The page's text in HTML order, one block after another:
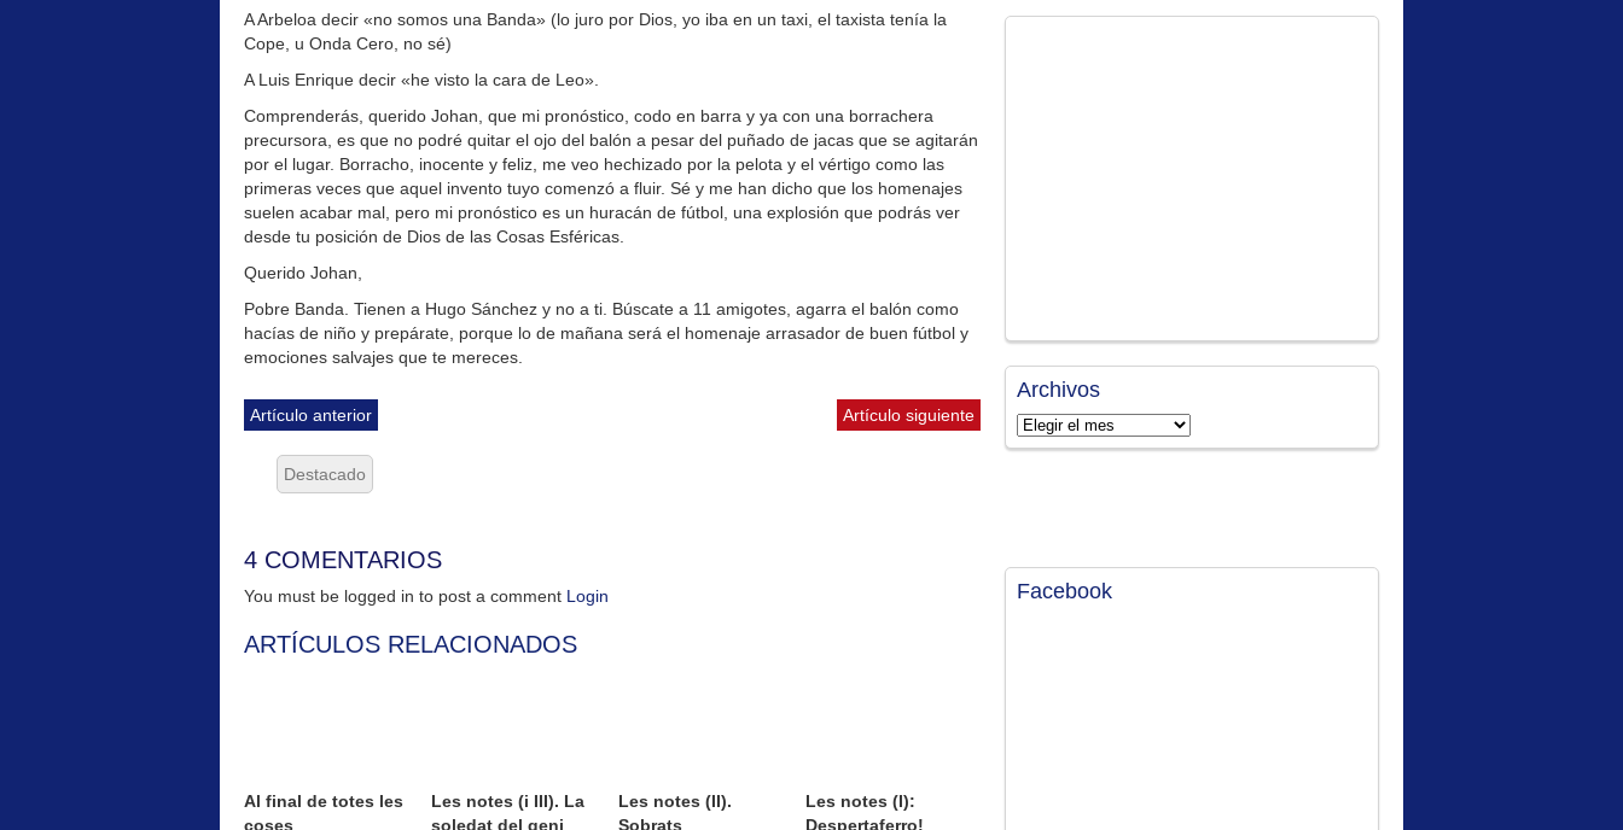
A Arbeloa decir «no somos una Banda» (lo juro por Dios, yo iba en un taxi, el taxista tenía la
Cope, u Onda Cero, no sé)
A Luis Enrique decir «he visto la cara de Leo».
Comprenderás, querido Johan, que mi pronóstico, codo en barra y ya con una borrachera
precursora, es que no podré quitar el ojo del balón a pesar del puñado de jacas que se agitarán
por el lugar. Borracho, inocente y feliz, me veo hechizado por la pelota y el vértigo como las
primeras veces que aquel invento tuyo comenzó a fluir. Sé y me han dicho que los homenajes
suelen acabar mal, pero mi pronóstico es un huracán de fútbol, una explosión que podrás ver
desde tu posición de Dios de las Cosas Esféricas.
Querido Johan,
Pobre Banda. Tienen a Hugo Sánchez y no a ti. Búscate a 11 amigotes, agarra el balón como
hacías de niño y prepárate, porque lo de mañana será el homenaje arrasador de buen fútbol y
emociones salvajes que te mereces.
Artículo anterior Artículo siguiente
Destacado
4 COMENTARIOS
You must be logged in to post a comment Login
ARTÍCULOS RELACIONADOS
Al final de totes les
coses
Les notes (i III). La
soledat del geni
Les notes (II).
Sobrats
Les notes (I):
Despertaferro!
Archivos
Archivos
Facebook